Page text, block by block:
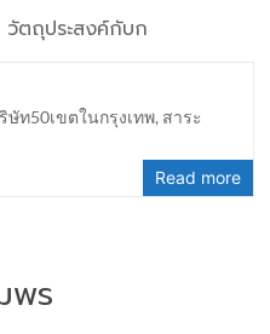
ตถุประสงค์กับก
ษัท50เขตในกรุงเทพ, สาระ
Read more
พร